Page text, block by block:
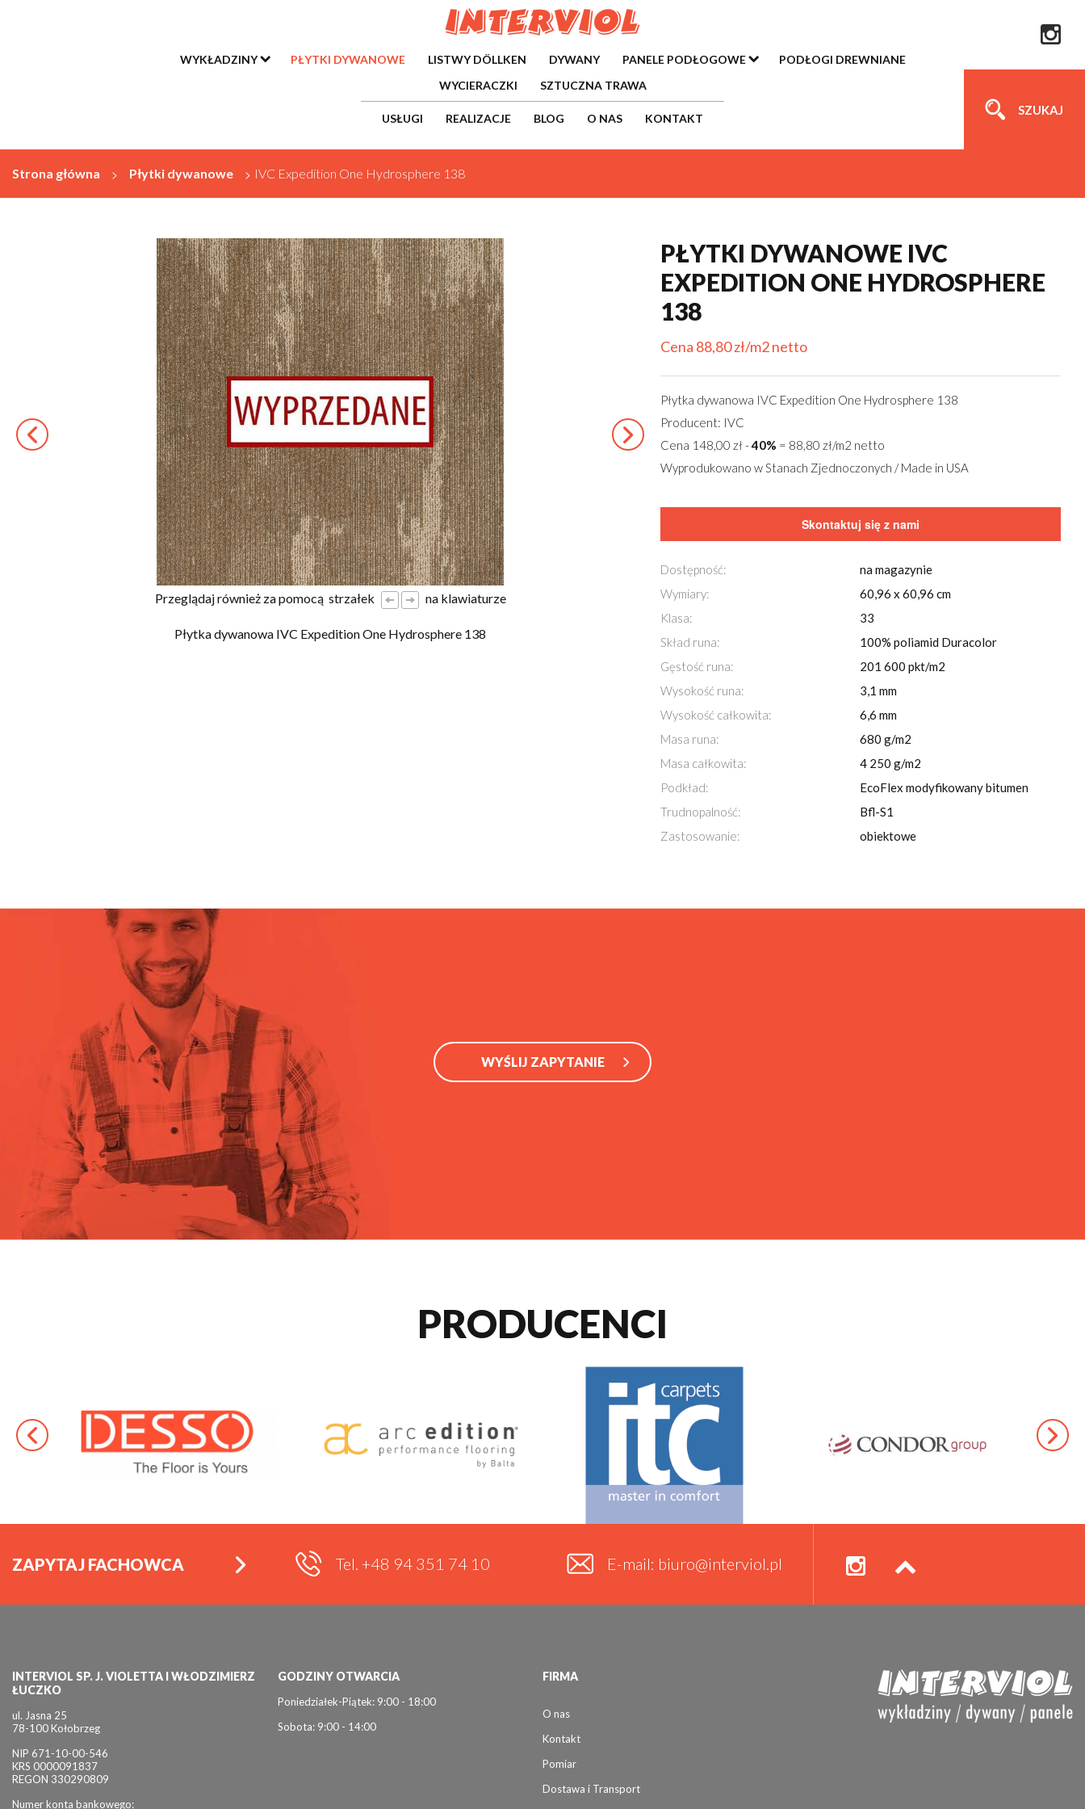
WYKŁADZINY PŁYTKI DYWANOWE LISTWY DÖLLKEN DYWANY PANELE PODŁOGOWE
PODŁOGI DREWNIANE
WYCIERACZKI
SZTUCZNA TRAWA
USŁUGI REALIZACJE BLOG O NAS KONTAKT
SZUKAJ
Strona główna > Płytki dywanowe > IVC Expedition One Hydrosphere 138
Przeglądaj również za pomocą strzałek na klawiaturze
Płytka dywanowa IVC Expedition One Hydrosphere 138
Przeglądaj również za pomocąstrzałek
PŁYTKI DYWANOWE IVC
EXPEDITION ONE HYDROSPHERE
138
Cena 88,80 zł/m2 netto
Płytka dywanowa IVC Expedition One Hydrosphere 138
Producent: IVC
Cena 148,00 zł -40% = 88,80 zł/m2 netto
Wyprodukowano w Stanach Zjednoczonych / Made in USA
Skontaktuj się z nami
Dostępność:
na magazynie
Wymiary:
60,96 x 60,96 cm
Klasa:
33
Skład runa:
100% poliamid Duracolor
Gęstość runa:
201 600 pkt/m2
Wysokość runa:
3,1 mm
Wysokość całkowita:
6,6 mm
Masa runa:
680 g/m2
Masa całkowita:
4 250 g/m2
Podkład:
EcoFlex modyfikowany bitumen
Trudnopalność:
Bfl-S1
Zastosowanie:
obiektowe
WYŚLIJ ZAPYTANIE
PRODUCENCI
ZAPYTAJ FACHOWCA Tel. +48 94 351 74 10 E-mail: biuro@interviol.pl
INTERVIOL SP. J. VIOLETTA I WŁODZIMIERZ
ŁUCZKO
ul. Jasna 25
78-100 Kołobrzeg
NIP 671-10-00-546
KRS 0000091837
REGON 330290809
Numer konta bankowego:
GODZINY OTWARCIA
Poniedziałek-Piątek: 9:00 - 18:00
Sobota: 9:00 - 14:00
FIRMA
O nas
Kontakt
Pomiar
Dostawa i Transport